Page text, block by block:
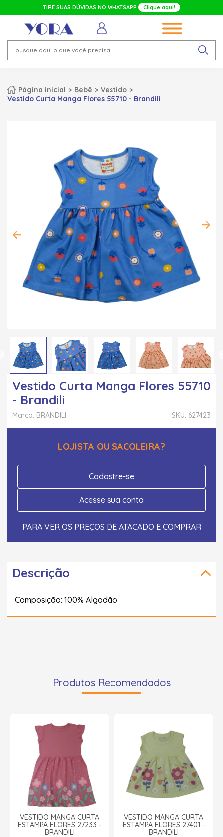
TIRE SUAS DÚVIDAS NO WHATSAPP Clique aqui!
Página inicial Bebê
Vestido
Vestido Curta Manga Flores 55710 - Brandili
Vestido Curta Manga Flores 55710
- Brandili
SKU: 627423
Marca: BRANDILI
LOJISTA OU SACOLEIRA?
Cadastre-se
Acesse sua conta
PARA VER OS PREÇOS DE ATACADO E COMPRAR
Descrição
Composição: 100% Algodão
Produtos Recomendados
VESTIDO MANGA CURTA
ESTAMPA FLORES 27233 -
BRANDILI
VESTIDO MANGA CURTA
ESTAMPA FLORES 27401 -
BRANDILI